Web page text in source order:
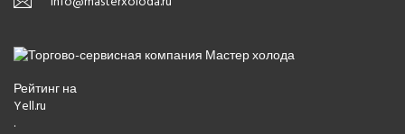
Рейтинг на
Yell.ru
.